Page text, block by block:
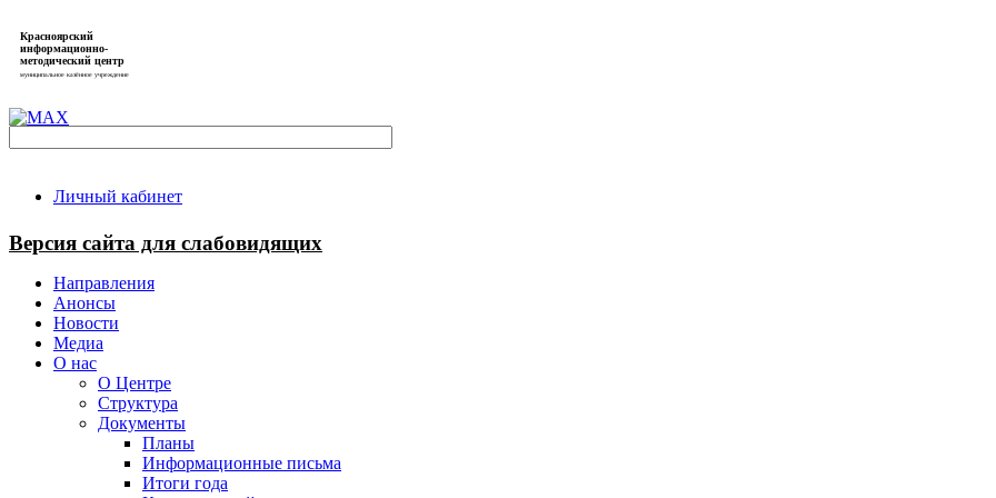
Красноярский
информационно-
методический центр
муниципальное казённое учреждение
Личный кабинет
Версия сайта для слабовидящих
Направления
Анонсы
Новости
Медиа
О нас
О Центре
Структура
Документы
Планы
Информационные письма
Итоги года